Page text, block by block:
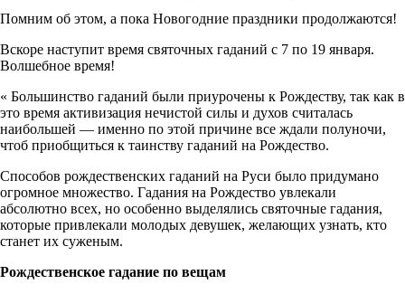
Помним об этом, а пока Новогодние праздники продолжаются!
Вскоре наступит время святочных гаданий с 7 по 19 января.
Волшебное время!
« Большинство гаданий были приурочены к Рождеству, так как в
это время активизация нечистой силы и духов считалась
наибольшей — именно по этой причине все ждали полуночи,
чтоб приобщиться к таинству гаданий на Рождество.
Способов рождественских гаданий на Руси было придумано
огромное множество. Гадания на Рождество увлекали
абсолютно всех, но особенно выделялись святочные гадания,
которые привлекали молодых девушек, желающих узнать, кто
станет их суженым.
Рождественское гадание по вещам